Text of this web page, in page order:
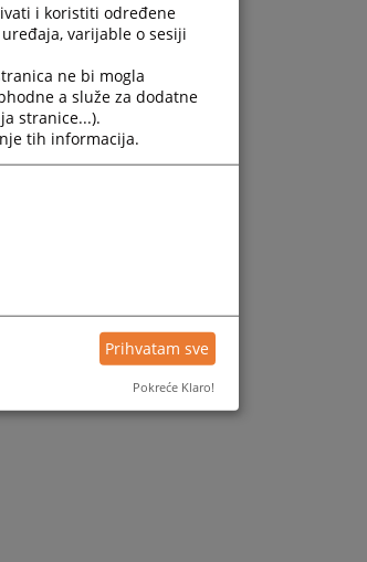
i koristiti određene
varijable o sesiji
ne bi mogla
a služe za dodatne
stranice...).
tih informacija.
Prihvatam sve
Pokreće Klaro!